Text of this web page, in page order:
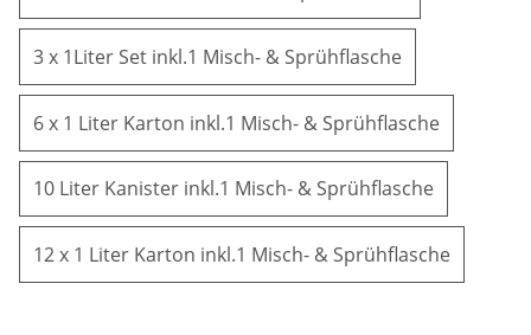
3 x 1Liter Set inkl.1 Misch- & Sprühflasche3 x 1Liter Set
6 x 1 Liter Karton inkl.1 Misch- & Sprühflasche6 x 1
10 Liter Kanister inkl.1 Misch- & Sprühflasche10 Liter
12 x 1 Liter Karton inkl.1 Misch- & Sprühflasche12 x 1